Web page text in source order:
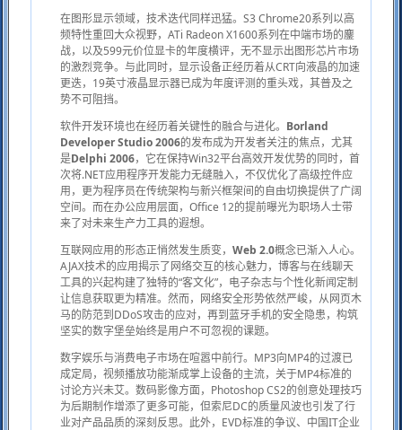
在图形显示领域，技术迭代同样迅猛。S3 Chrome20系列以高
频特性重回大众视野，ATi Radeon X1600系列在中端市场的鏖
战，以及599元价位显卡的年度横评，无不显示出图形芯片市场
的激烈竞争。与此同时，显示设备正经历着从CRT向液晶的加速
更迭，19英寸液晶显示器已成为年度评测的重头戏，其普及之
势不可阻挡。
软件开发环境也在经历着关键性的融合与进化。 Borland
Developer Studio 2006的发布成为开发者关注的焦点，尤其
是Delphi 2006，它在保持Win32平台高效开发优势的同时，首
次将.NET应用程序开发能力无缝融入，不仅优化了高级控件应
用，更为程序员在传统架构与新兴框架间的自由切换提供了广阔
空间。而在办公应用层面，Office 12的提前曝光为职场人士带
来了对未来生产力工具的遐想。
互联网应用的形态正悄然发生质变， Web 2.0概念已渐入人心。
AJAX技术的应用揭示了网络交互的核心魅力，博客与在线聊天
工具的兴起构建了独特的“客文化”，电子杂志与个性化新闻定制
让信息获取更为精准。然而，网络安全形势依然严峻，从网页木
马的防范到DDoS攻击的应对，再到蓝牙手机的安全隐患，构筑
坚实的数字堡垒始终是用户不可忽视的课题。
数字娱乐与消费电子市场在喧嚣中前行。MP3向MP4的过渡已
成定局，视频播放功能渐成掌上设备的主流，关于MP4标准的
讨论方兴未艾。数码影像方面，Photoshop CS2的创意处理技巧
为后期制作增添了更多可能，但索尼DC的质量风波也引发了行
业对产品品质的深刻反思。此外，EVD标准的争议、中国IT企业